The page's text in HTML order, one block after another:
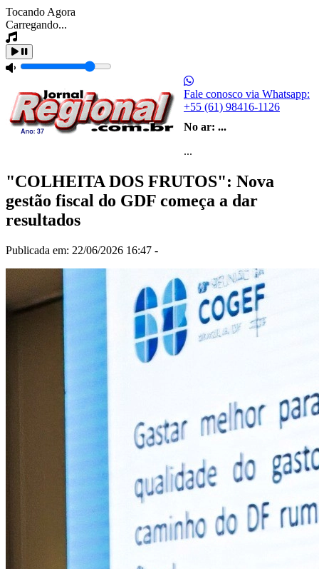
Tocando Agora
Carregando...
Fale conosco via Whatsapp:
+55 (61) 98416-1126
No ar: ...
...
"COLHEITA DOS FRUTOS": Nova
gestão fiscal do GDF começa a dar
resultados
Publicada em: 22/06/2026 16:47 -